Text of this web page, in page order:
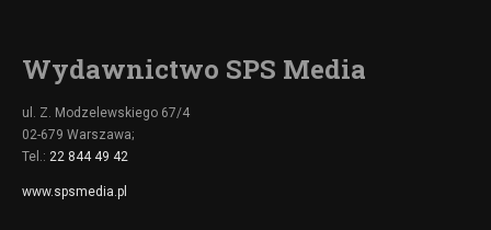
Wydawnictwo SPS Media
ul. Z. Modzelewskiego 67/4
02-679 Warszawa;
Tel.: 22 844 49 42
www.spsmedia.pl